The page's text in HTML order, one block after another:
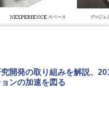
究開発の取り組みを解説、
ョンの加速を図る